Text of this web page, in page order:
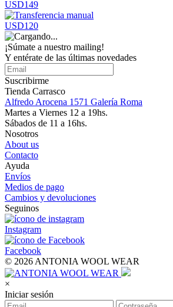
USD149
USD120
¡Súmate a nuestro mailing!
Y entérate de las últimas novedades
Suscribirme
Tienda Carrasco
Alfredo Arocena 1571 Galería Roma
Martes a Viernes 12 a 19hs.
Sábados de 11 a 16hs.
Nosotros
About us
Contacto
Ayuda
Envíos
Medios de pago
Cambios y devoluciones
Seguinos
Instagram
Facebook
© 2026 ANTONIA WOOL WEAR
×
Iniciar sesión